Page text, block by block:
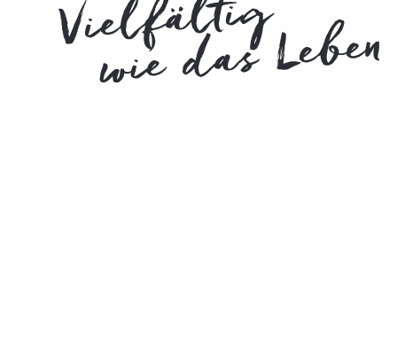
KUNDENHÄUSER HAUSENTWÜRFE